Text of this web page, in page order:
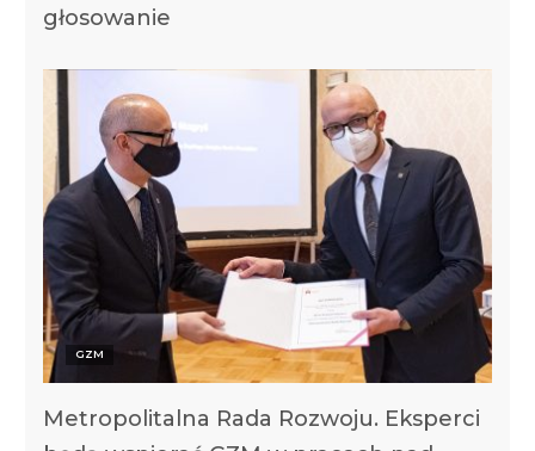
głosowanie
GZM
Metropolitalna Rada Rozwoju. Eksperci